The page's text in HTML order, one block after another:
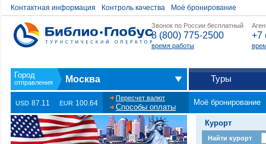
Контактная информация Контроль качества Моё бронирование
Звонок по России бесплатный
8 (800) 775-2500
время работы
+7
Москва Туры
USD 87.11 EUR 100.64
Пересчет валют
Способы оплаты
Моё бронирование
Курорт
Найти курорт